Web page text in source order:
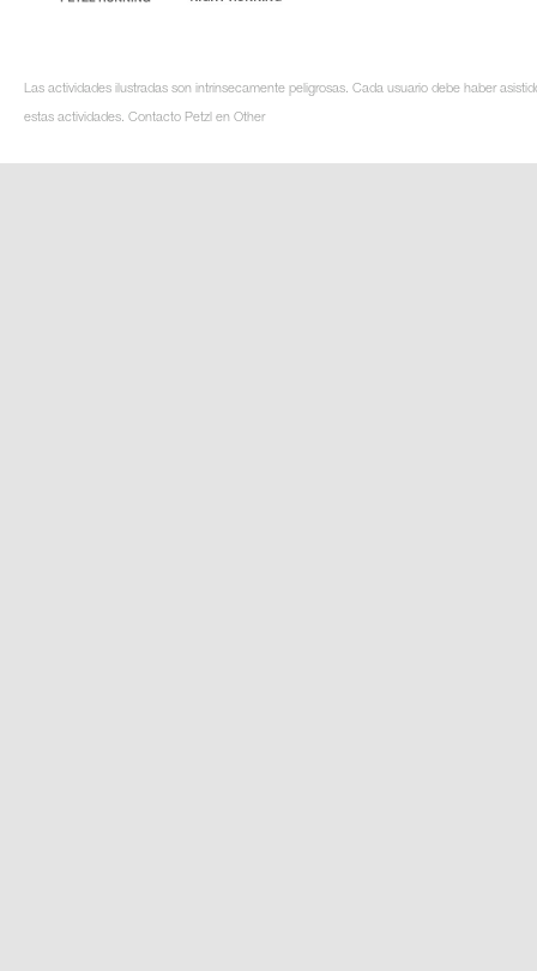
Las actividades ilustradas son intrínsecamente peligrosas. Cada usuario debe haber
estas actividades. Contacto Petzl en Other